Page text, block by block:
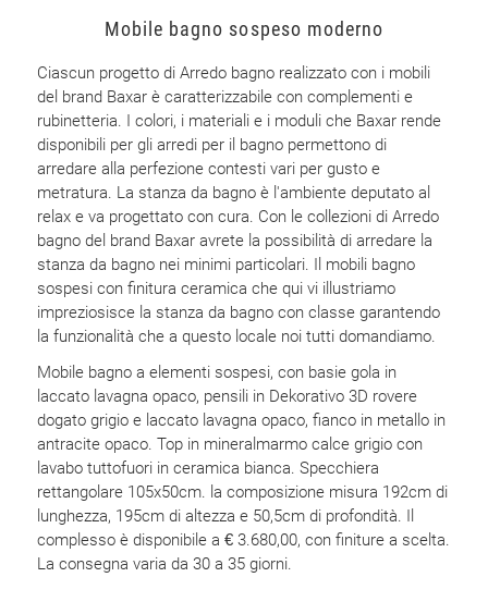
Mobile bagno sospeso moderno
Ciascun progetto di Arredo bagno realizzato con i mobili
del brand Baxar è caratterizzabile con complementi e
rubinetteria. I colori, i materiali e i moduli che Baxar rende
disponibili per gli arredi per il bagno permettono di
arredare alla perfezione contesti vari per gusto e
metratura. La stanza da bagno è l'ambiente deputato al
relax e va progettato con cura. Con le collezioni di Arredo
bagno del brand Baxar avrete la possibilità di arredare la
stanza da bagno nei minimi particolari. Il mobili bagno
sospesi con finitura ceramica che qui vi illustriamo
impreziosisce la stanza da bagno con classe garantendo
la funzionalità che a questo locale noi tutti domandiamo.
Mobile bagno a elementi sospesi, con basie gola in
laccato lavagna opaco, pensili in Dekorativo 3D rovere
dogato grigio e laccato lavagna opaco, fianco in metallo in
antracite opaco. Top in mineralmarmo calce grigio con
lavabo tuttofuori in ceramica bianca. Specchiera
rettangolare 105x50cm. la composizione misura 192cm di
lunghezza, 195cm di altezza e 50,5cm di profondità. Il
complesso è disponibile a € 3.680,00, con finiture a scelta.
La consegna varia da 30 a 35 giorni.